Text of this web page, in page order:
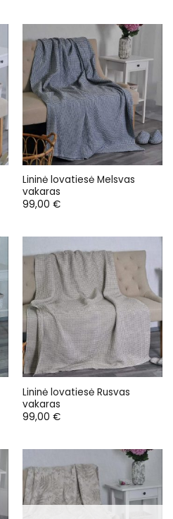
Lininė lovatiesė Melsvas
vakaras
99,00 €
Lininė lovatiesė Rusvas
vakaras
99,00 €